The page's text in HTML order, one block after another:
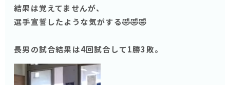
結果は覚えてませんが、
選手宣誓したような気がする🤣🤣🤣
長男の試合結果は4回試合して1勝3敗。